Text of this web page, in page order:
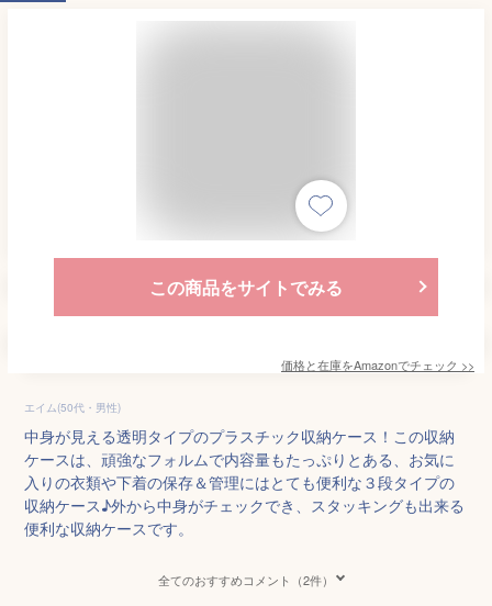
この商品をサイトでみる
価格と在庫をAmazonでチェック >>
エイム(50代・男性)
中身が見える透明タイプのプラスチック収納ケース！この収納
ケースは、頑強なフォルムで内容量もたっぷりとある、お気に
入りの衣類や下着の保存＆管理にはとても便利な３段タイプの
収納ケース♪外から中身がチェックでき、スタッキングも出来る
便利な収納ケースです。
全てのおすすめコメント（2件）